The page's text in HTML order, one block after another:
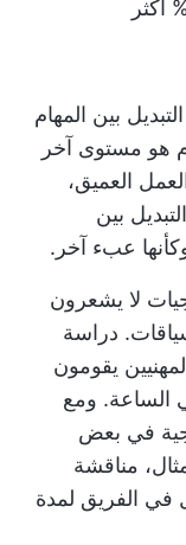
بين المهام
هو مستوى آخر
العميق،
بين
عبء آخر.
لا يشعرون
دراسة
يقومون
المتوسط 13 مرة في الساعة. ومع
في بعض
مناقشة
في الفريق لمدة